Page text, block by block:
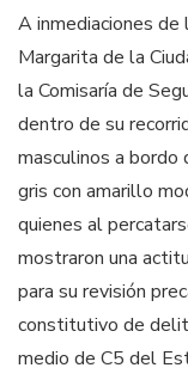
A inmediaciones de
Margarita de la
la Comisaría de
dentro de su
masculinos a
gris con amarillo
quienes al
mostraron una
para su revisión
constitutivo de
medio de C5 del